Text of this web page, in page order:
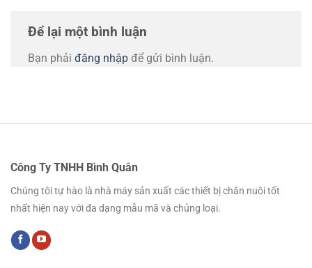
Để lại một bình luận
Bạn phải đăng nhập để gửi bình luận.
Công Ty TNHH Bình Quân
Chúng tôi tự hào là nhà máy sản xuất các thiết bị chăn nuôi tốt
nhất hiện nay với đa dạng mẫu mã và chủng loại.